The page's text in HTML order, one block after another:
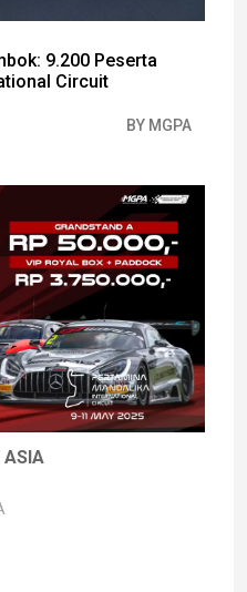
9.200 Peserta
Circuit
BY MGPA
ASIA